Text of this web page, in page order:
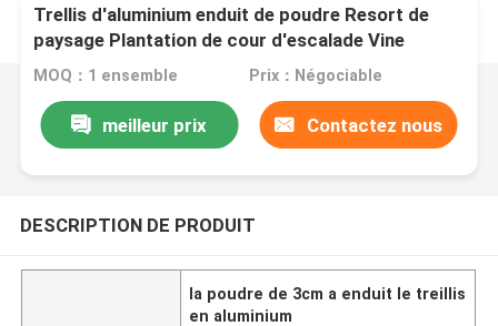
Trellis d'aluminium enduit de poudre Resort de
paysage Plantation de cour d'escalade Vine
MOQ：1 ensemble Prix：Négociable
meilleur prix Contactez nous
DESCRIPTION DE PRODUIT
la poudre de 3cm a enduit le treillis
en aluminium